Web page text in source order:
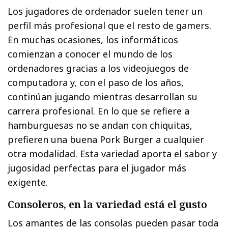
Los jugadores de ordenador suelen tener un
perfil más profesional que el resto de gamers.
En muchas ocasiones, los informáticos
comienzan a conocer el mundo de los
ordenadores gracias a los videojuegos de
computadora y, con el paso de los años,
continúan jugando mientras desarrollan su
carrera profesional. En lo que se refiere a
hamburguesas no se andan con chiquitas,
prefieren una buena Pork Burger a cualquier
otra modalidad. Esta variedad aporta el sabor y
jugosidad perfectas para el jugador más
exigente.
Consoleros, en la variedad está el gusto
Los amantes de las consolas pueden pasar toda